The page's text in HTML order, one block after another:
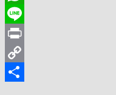
WhatsApp
Line
Print
Copy